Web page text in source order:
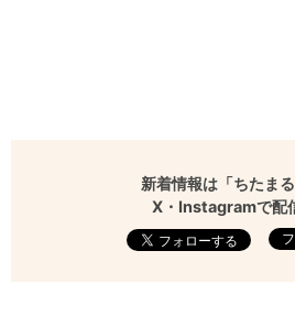
新着情報は「ちたま
X・Instagramで配